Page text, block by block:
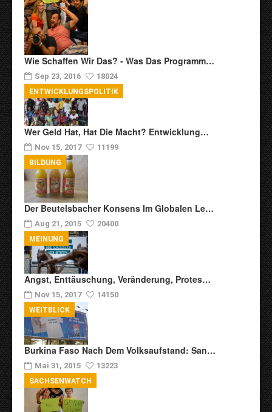
Wie Schaffen Wir Das? - Was Das Programm…
Sep 23, 2016 18024
Wer Geld Hat, Hat Die Macht? Entwicklung…
Nov 15, 2017 11199
ENTWICKLUNGSPOLITIK
Der Beutelsbacher Konsens Im Globalen Le…
Aug 21, 2015 20400
BILDUNG
Angst, Enttäuschung, Veränderung, Protes…
Nov 15, 2017 14150
MEINUNG
Burkina Faso Nach Dem Volksaufstand: San…
Mai 31, 2015 13223
WEITBLICK
SACHSENWATCH